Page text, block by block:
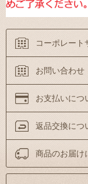
コーポレート
お問い合わせ
お支払いにつ
返品交換につ
商品のお届け